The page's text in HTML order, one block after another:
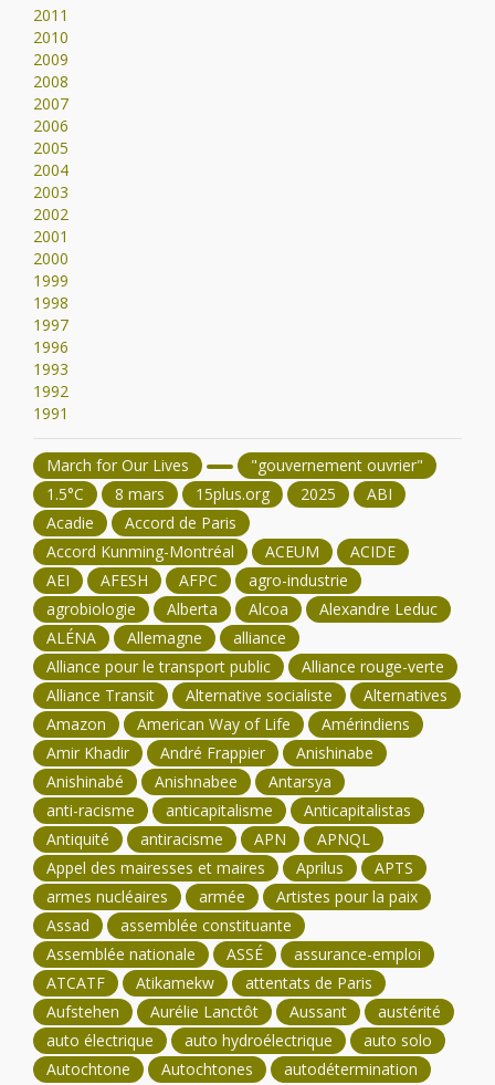
2011
2010
2009
2008
2007
2006
2005
2004
2003
2002
2001
2000
1999
1998
1997
1996
1993
1992
1991
March for Our Lives
"gouvernement ouvrier"
1.5°C
8 mars 15plus.org 2025
ABI
Acadie
Accord de Paris
Accord Kunming-Montréal
ACEUM
ACIDE
AEI
AFESH AFPC
agro-industrie
agrobiologie
Alberta Alcoa
Alexandre Leduc
ALÉNA
Allemagne
alliance
Alliance pour le transport public
Alliance rouge-verte
Alliance Transit
Alternative socialiste
Alternatives
Amazon
American Way of Life
Amérindiens
Amir Khadir
André Frappier
Anishinabe
Anishinabé
Anishnabee
Antarsya
anti-racisme
anticapitalisme
Anticapitalistas
Antiquité
antiracisme APN
APNQL
Appel des mairesses et maires
Aprilus
APTS
armes nucléaires
armée
Artistes pour la paix
Assad
assemblée constituante
Assemblée nationale
ASSÉ
assurance-emploi
ATCATF
Atikamekw
attentats de Paris
Aufstehen
Aurélie Lanctôt Aussant
austérité
auto électrique
auto hydroélectrique
auto solo
Autochtone
Autochtones
autodétermination